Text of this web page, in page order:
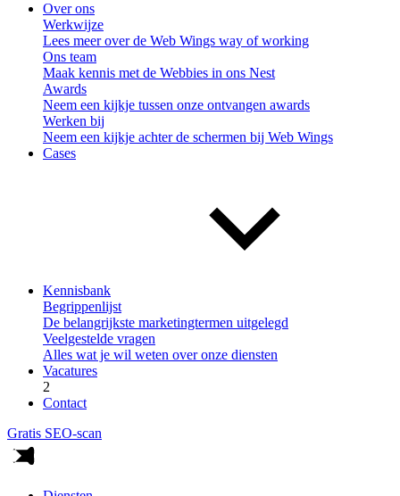
Over ons
Werkwijze
Lees meer over de Web Wings way of working
Ons team
Maak kennis met de Webbies in ons Nest
Awards
Neem een kijkje tussen onze ontvangen awards
Werken bij
Neem een kijkje achter de schermen bij Web Wings
Cases
Kennisbank
Begrippenlijst
De belangrijkste marketingtermen uitgelegd
Veelgestelde vragen
Alles wat je wil weten over onze diensten
Vacatures
2
Contact
Gratis SEO-scan